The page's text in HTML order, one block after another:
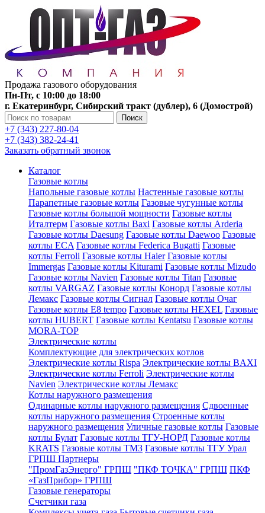
Продажа газового оборудования
Пн-Пт, с 10:00 до 18:00
г. Екатеринбург, Сибирский тракт (дублер), 6 (Домострой)
Поиск
+7 (343) 227-80-04
+7 (343) 382-24-41
Заказать обратный звонок
Каталог
Газовые котлы
Напольные газовые котлы Настенные газовые котлы
Парапетные газовые котлы Газовые чугунные котлы
Газовые котлы большой мощности Газовые котлы
Италтерм Газовые котлы Baxi Газовые котлы Arderia
Газовые котлы Daesung Газовые котлы Daewoo Газовые
котлы ECA Газовые котлы Federica Bugatti Газовые
котлы Ferroli Газовые котлы Haier Газовые котлы
Immergas Газовые котлы Kiturami Газовые котлы Mizudo
Газовые котлы Navien Газовые котлы Titan Газовые
котлы VARGAZ Газовые котлы Конорд Газовые котлы
Лемакс Газовые котлы Сигнал Газовые котлы Очаг
Газовые котлы E8 tempo Газовые котлы HEXEL Газовые
котлы HUBERT Газовые котлы Kentatsu Газовые котлы
MORA-TOP
Электрические котлы
Комплектующие для электрических котлов
Электрические котлы Rispa Электрические котлы BAXI
Электрические котлы Ferroli Электрические котлы
Navien Электрические котлы Лемакс
Котлы наружного размещения
Одинарные котлы наружного размещения Сдвоенные
котлы наружного размещения Строенные котлы
наружного размещения Уличные газовые котлы Газовые
котлы Булат Газовые котлы ТГУ-НОРД Газовые котлы
KRATS Газовые котлы ТМЗ Газовые котлы ТГУ Урал
ГРПШ Партнеры
"ПромГазЭнерго" ГРПШ "ПКФ ТОЧКА" ГРПШ ПКФ
«ГазПрибор» ГРПШ
Газовые генераторы
Счетчики газа